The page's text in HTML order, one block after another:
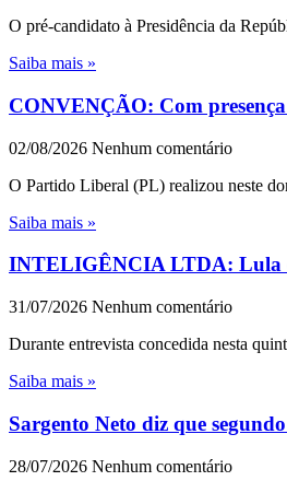
O pré-candidato à Presidência da
Saiba mais »
CONVENÇÃO: Com
02/08/2026 Nenhum comentário
O Partido Liberal (PL) realizou neste
Saiba mais »
INTELIGÊNCIA LTDA: Lula
31/07/2026 Nenhum comentário
Durante entrevista concedida nesta
Saiba mais »
Sargento Neto diz que
28/07/2026 Nenhum comentário